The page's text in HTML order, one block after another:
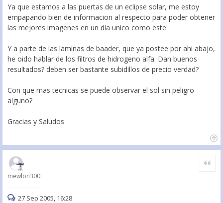
Ya que estamos a las puertas de un eclipse solar, me estoy
empapando bien de informacion al respecto para poder obtener
las mejores imagenes en un dia unico como este.
Y a parte de las laminas de baader, que ya postee por ahi abajo,
he oido hablar de los filtros de hidrogeno alfa. Dan buenos
resultados? deben ser bastante subidillos de precio verdad?
Con que mas tecnicas se puede observar el sol sin peligro
alguno?
Gracias y Saludos
mewlon300
Citar
27 Sep 2005, 16:28